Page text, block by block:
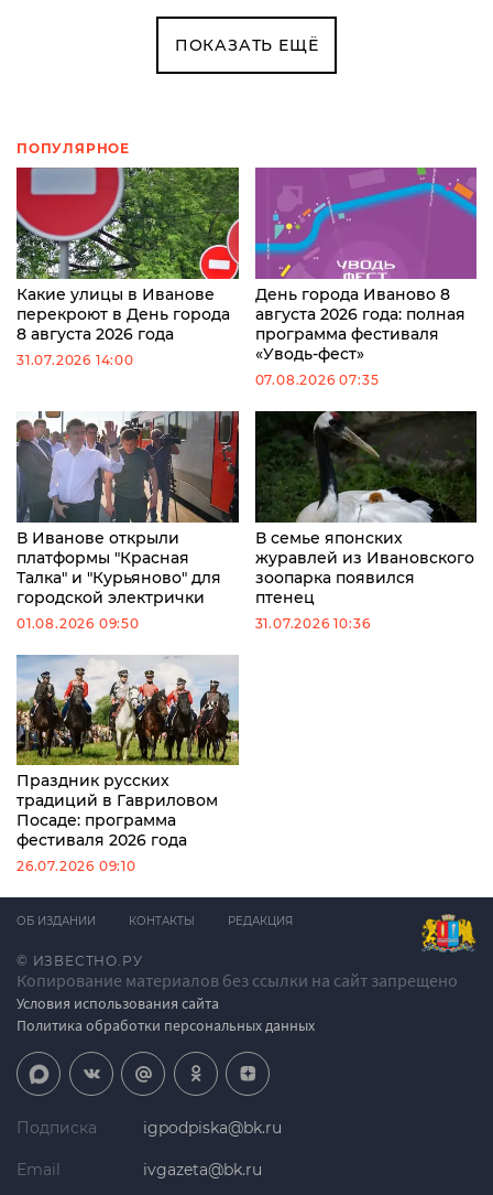
ПОКАЗАТЬ ЕЩЁ
ПОПУЛЯРНОЕ
Какие улицы в Иванове
перекроют в День города
8 августа 2026 года
31.07.2026 14:00
День города Иваново 8
августа 2026 года: полная
программа фестиваля
«Уводь-фест»
07.08.2026 07:35
В Иванове открыли
платформы "Красная
Талка" и "Курьяново" для
городской электрички
01.08.2026 09:50
В семье японских
журавлей из Ивановского
зоопарка появился
птенец
31.07.2026 10:36
Праздник русских
традиций в Гавриловом
Посаде: программа
фестиваля 2026 года
26.07.2026 09:10
© ИЗВЕСТНО.РУ
Копирование материалов без ссылки на сайт запрещено
Условия использования сайта
Политика обработки персональных данных
ОБ ИЗДАНИИ КОНТАКТЫ РЕДАКЦИЯ
Подписка igpodpiska@bk.ru
Email ivgazeta@bk.ru